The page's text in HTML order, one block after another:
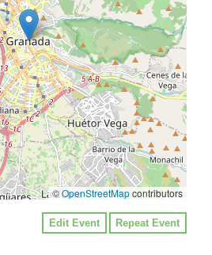
©OpenStreetMapcontributors
Edit Event Repeat Event